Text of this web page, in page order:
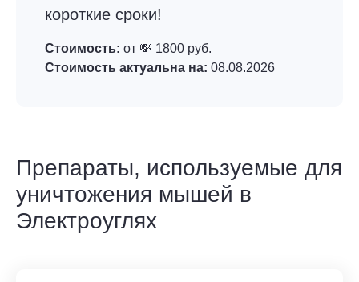
короткие сроки!
Стоимость: от 💸 1800 руб.
Стоимость актуальна на: 08.08.2026
Препараты, используемые для
уничтожения мышей в
Электроуглях